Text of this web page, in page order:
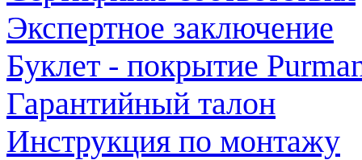
Экспертное заключение
Буклет - покрытие
Гарантийный талон
Инструкция по монтажу